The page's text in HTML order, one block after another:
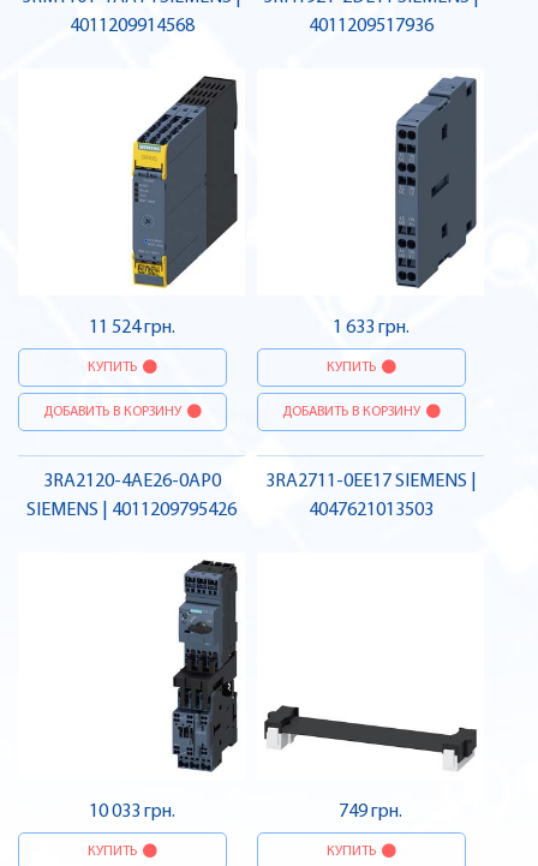
4011209914568
11 524 грн.
КУПИТЬ
ДОБАВИТЬ В КОРЗИНУ
4011209517936
1 633 грн.
КУПИТЬ
ДОБАВИТЬ В КОРЗИНУ
3RA2120-4AE26-0AP0
SIEMENS | 4011209795426
10 033 грн.
КУПИТЬ
3RA2711-0EE17 SIEMENS |
4047621013503
749 грн.
КУПИТЬ